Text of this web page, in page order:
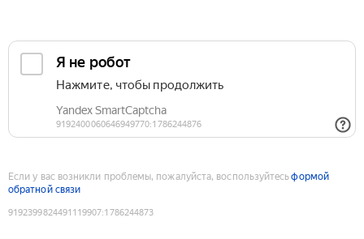
Если у вас возникли проблемы, пожалуйста, воспользуйтесьформой
обратной связи
9192399824491119907:1786244873